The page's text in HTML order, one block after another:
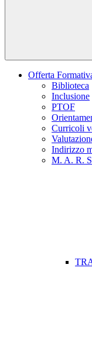
Offerta
Biblioteca
Inclusione
PTOF
Curricoli
Indirizzo
M. A. R.